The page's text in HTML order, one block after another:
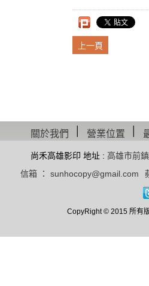
上一頁
關於我們 營業位置
尚禾高雄影印 地址 : 高雄市前
信箱 ： sunhocopy@gmail.com
CopyRight © 2015 所有